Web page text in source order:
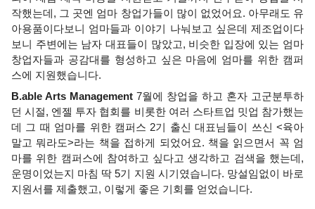
작했는데, 그 곳엔 엄마 창업가들이 많이 없었어요. 아무래도 유
아용품이다보니 엄마들과 이야기 나눠보고 싶은데 제조업이다
보니 주변에는 남자 대표들이 많았고, 비슷한 입장에 있는 엄마
창업자들과 공감대를 형성하고 싶은 마음에 엄마를 위한 캠퍼
스에 지원했습니다.
B.able Arts Management 7월에 창업을 하고 혼자 고군분투하
던 시절, 엔젤 투자 협회를 비롯한 여러 스타트업 밋업 참가했는
데 그 때 엄마를 위한 캠퍼스 2기 출신 대표님들이 쓰신 <육아
말고 뭐라도>라는 책을 접하게 되었어요. 책을 읽으면서 꼭 엄
마를 위한 캠퍼스에 참여하고 싶다고 생각하고 검색을 했는데,
운명이었는지 마침 딱 5기 지원 시기였습니다. 망설임없이 바로
지원서를 제출했고, 이렇게 좋은 기회를 얻었습니다.